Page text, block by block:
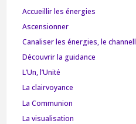
Accueillir les énergies
Ascensionner
Canaliser les énergies, le
Découvrir la guidance
L’Un, l’Unité
La clairvoyance
La Communion
La visualisation